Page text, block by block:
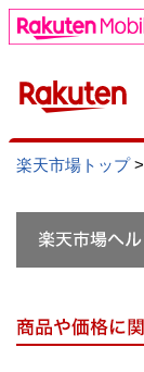
楽天市場トップ>